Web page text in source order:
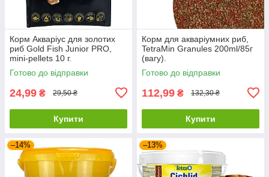
Корм Акваріус для золотих
риб Gold Fish Junior PRO,
mini-pellets 10 г.
Готово до відправки
24,99 ₴ 29,50 ₴
Купити
Корм для акваріумних риб,
TetraMin Granules 200ml/85г
(вагу).
Готово до відправки
112,99 ₴ 132,30 ₴
Купити
–14% –13%